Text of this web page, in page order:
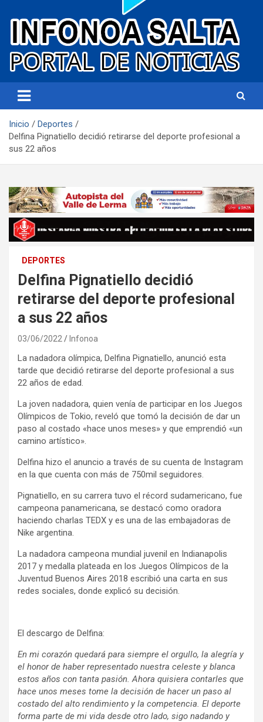
Infonoa Salta
Inicio
Deportes
Delfina Pignatiello decidió retirarse del deporte profesional a
sus 22 años
DEPORTES
Delfina Pignatiello decidió
retirarse del deporte profesional
a sus 22 años
03/06/2022 Infonoa
La nadadora olímpica, Delfina Pignatiello, anunció esta
tarde que decidió retirarse del deporte profesional a sus
22 años de edad.
La joven nadadora, quien venía de participar en los Juegos
Olímpicos de Tokio, reveló que tomó la decisión de dar un
paso al costado «hace unos meses» y que emprendió «un
camino artístico».
Delfina hizo el anuncio a través de su cuenta de Instagram
en la que cuenta con más de 750mil seguidores.
Pignatiello, en su carrera tuvo el récord sudamericano, fue
campeona panamericana, se destacó como oradora
haciendo charlas TEDX y es una de las embajadoras de
Nike argentina.
La nadadora campeona mundial juvenil en Indianapolis
2017 y medalla plateada en los Juegos Olímpicos de la
Juventud Buenos Aires 2018 escribió una carta en sus
redes sociales, donde explicó su decisión.
El descargo de Delfina:
En mi corazón quedará para siempre el orgullo, la alegría y
el honor de haber representado nuestra celeste y blanca
estos años con tanta pasión. Ahora quisiera contarles que
hace unos meses tome la decisión de hacer un paso al
costado del alto rendimiento y la competencia. El deporte
forma parte de mi vida desde otro lado, sigo nadando y